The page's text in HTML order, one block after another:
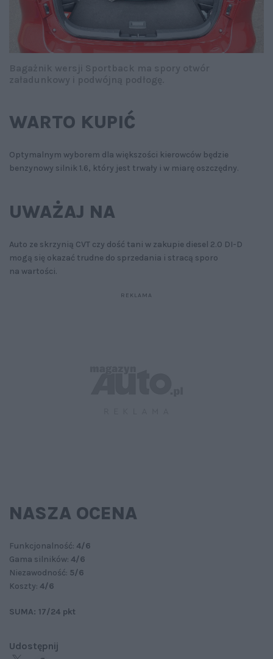
WARTO KUPIĆ
Optymalnym wyborem dla większości kierowców będzie
benzynowy silnik 1.6, który jest trwały i w miarę oszczędny.
UWAŻAJ NA
Auto ze skrzynią CVT czy dość tani w zakupie diesel 2.0 DI-D
mogą się okazać trudne do sprzedania i stracą sporo
na wartości.
NASZA OCENA
Funkcjonalność: 4/6
Gama silników: 4/6
Niezawodność: 5/6
Koszty: 4/6
SUMA: 17/24 pkt
Udostępnij